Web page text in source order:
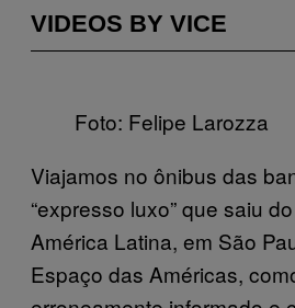
VIDEOS BY VICE
Foto: Felipe Larozza
Viajamos no ônibus das
“expresso luxo” que saiu
América Latina, em São
Espaço das Américas,